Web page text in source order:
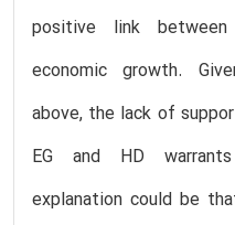
positive link between
economic growth.
above, the lack of
EG and HD
explanation could be